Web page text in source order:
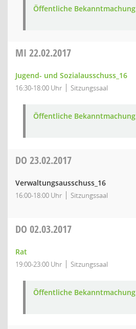
Öffentliche Bekanntmachung
MI 22.02.2017
Jugend- und Sozialausschuss_16
16:30-18:00 Uhr Sitzungssaal
Öffentliche Bekanntmachung
DO 23.02.2017
Verwaltungsausschuss_16
16:00-18:00 Uhr Sitzungssaal
DO 02.03.2017
Rat
19:00-23:00 Uhr Sitzungssaal
Öffentliche Bekanntmachung